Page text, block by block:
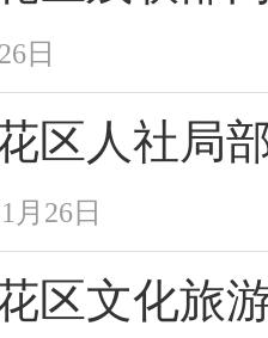
日
区人社局
月26日
区文化旅